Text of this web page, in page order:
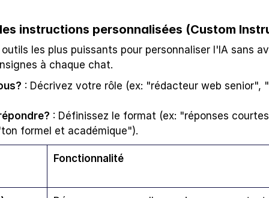
instructions personnalisées (Custom
les plus puissants pour personnaliser l'IA sans
à chaque chat.
: Décrivez votre rôle (ex: "rédacteur web senior",
: Définissez le format (ex: "réponses
formel et académique").
Fonctionnalité